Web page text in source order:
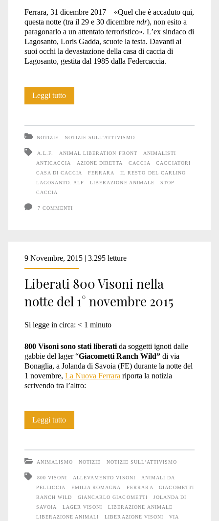
Ferrara, 31 dicembre 2017 – «Quel che è accaduto qui,
questa notte (tra il 29 e 30 dicembre ndr), non esito a
paragonarlo a un attentato terroristico». L’ex sindaco di
Lagosanto, Loris Gadda, scuote la testa. Davanti ai
suoi occhi la devastazione della casa di caccia di
Lagosanto, gestita dal 1985 dalla Federcaccia.
Leggi tuttoA.L.F.
di
caccia
NOTIZIE NOTIZIE SULL'ATTIVISMO
A.L.F. ANIMAL LIBERATION FRONT
ANIMALISTI
ANTICACCIA
AZIONE DIRETTA CACCIA
CACCIATORI
CASA DI CACCIA
FERRARA
IL RESTO DEL CARLINO
LAGOSANTO. ALF
LIBERAZIONE ANIMALE
STOP
CACCIA
7 COMMENTI
9 Novembre, 2015 | 3.295 letture
Liberati 800 Visoni nella
notte del 1° novembre 2015
Si legge in circa: < 1 minuto
800 Visoni sono stati liberatida soggetti ignoti dalle
gabbie del lager “Giacometti Ranch Wild”di via
Bonaglia, a Jolanda di Savoia (FE) durante la notte del
1 novembre, La Nuova Ferrara riporta la notizia
scrivendo tra l’altro:
Leggi tuttoLiberati
notte
del
ANIMALISMO NOTIZIE NOTIZIE SULL'ATTIVISMO
800 VISONI ALLEVAMENTO VISONI
ANIMALI DA
PELLICCIA
EMILIA ROMAGNA FERRARA
GIACOMETTI
RANCH WILD
GIANCARLO GIACOMETTI
JOLANDA DI
SAVOIA
LAGER VISONI
LIBERAZIONE ANIMALE
LIBERAZIONE ANIMALI
LIBERAZIONE VISONI
VIA